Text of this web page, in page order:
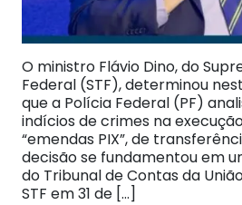
O ministro Flávio Dino, do
Federal (STF), determinou
que a Polícia Federal (PF)
indícios de crimes na
“emendas PIX”, de
decisão se fundamentou em
do Tribunal de Contas da
STF em 31 de […]